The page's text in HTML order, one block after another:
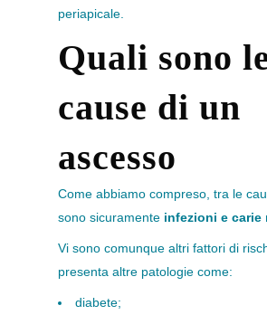
periapicale.
Quali sono
cause di un
ascesso
Come abbiamo compreso, tra le
sono sicuramente infezioni e carie
Vi sono comunque altri fattori di
presenta altre patologie come:
diabete;